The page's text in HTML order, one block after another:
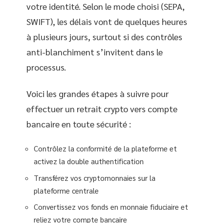
votre identité. Selon le mode choisi (SEPA,
SWIFT), les délais vont de quelques heures
à plusieurs jours, surtout si des contrôles
anti-blanchiment s’invitent dans le
processus.
Voici les grandes étapes à suivre pour
effectuer un retrait crypto vers compte
bancaire en toute sécurité :
Contrôlez la conformité de la plateforme et
activez la double authentification
Transférez vos cryptomonnaies sur la
plateforme centrale
Convertissez vos fonds en monnaie fiduciaire et
reliez votre compte bancaire